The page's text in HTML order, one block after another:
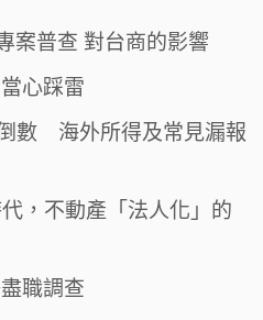
案普查 對台商的影響
心踩雷
數 海外所得及常見漏報
，不動產「法人化」的
職調查